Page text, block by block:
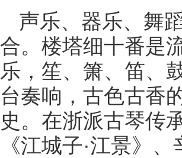
声乐、器乐、舞
合。楼塔细十番是
乐，笙、箫、笛、
台奏响，古色古香
史。在浙派古琴传
《江城子·江景》